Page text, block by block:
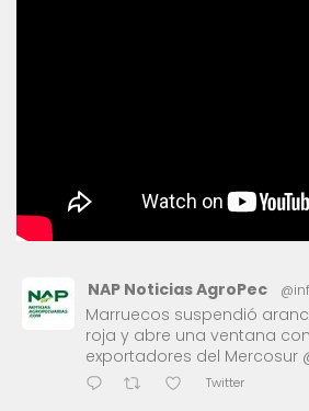
NAP Noticias AgroPec
Marruecos suspendió
roja y abre una ventana
exportadores del Mercosur
Twitter